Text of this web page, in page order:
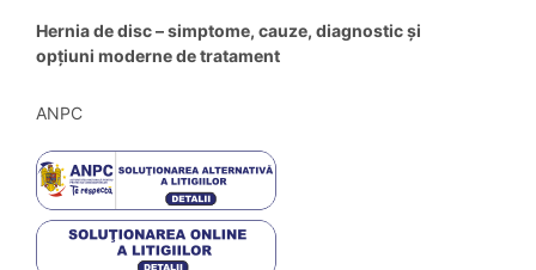
Hernia de disc – simptome, cauze, diagnostic și
opțiuni moderne de tratament
ANPC